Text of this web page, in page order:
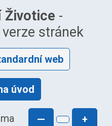
Životice -
stránek
web
úvod
— +